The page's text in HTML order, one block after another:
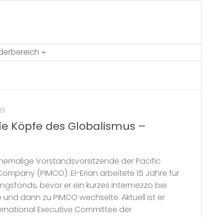
Köpfe des Globalismus –
Vorstandsvorsitzende der Pacific
(PIMCO). El-Erian arbeitete 15 Jahre für
bevor er ein kurzes Intermezzo bei
dann zu PIMCO wechselte. Aktuell ist er
Executive Committee der